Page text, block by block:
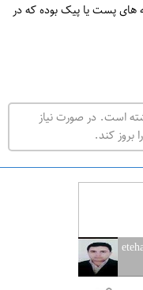
ر
ت
ر
ا
های پست یا پیک بوده که در
است. در صورت نیاز
بروز کند.